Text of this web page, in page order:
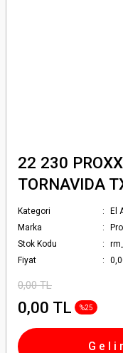
22 230
TORNAVIDA
Kategori
El
Marka
Stok Kodu
Fiyat
0,00 TL
0,00 TL %25